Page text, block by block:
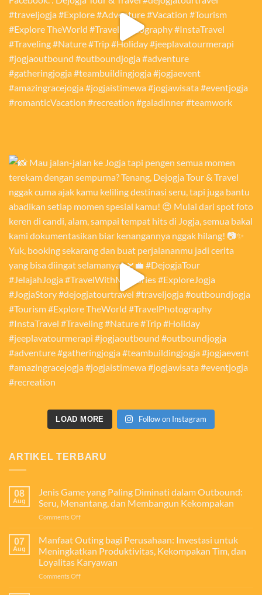
LOAD MORE Follow on Instagram
ARTIKEL TERBARU
08
Aug
Jenis Game yang Paling Diminati dalam Outbound:
Seru, Menantang, dan Membangun Kekompakan
Comments Offon
Game
Paling
Diminati
dalam
07
Aug
Manfaat Outing bagi Perusahaan: Investasi untuk
Meningkatkan Produktivitas, Kekompakan Tim, dan
Loyalitas Karyawan
Comments Offon